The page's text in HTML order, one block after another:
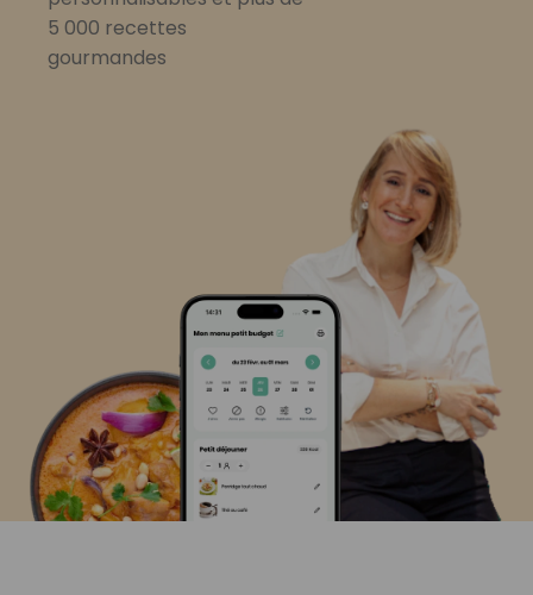
5 000 recettes
gourmandes